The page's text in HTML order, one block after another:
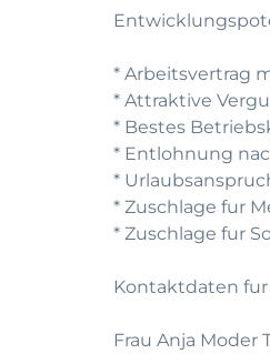
* Arbeitsvertrag
* Attraktive
* Bestes
* Entlohnung
*
* Zuschlage fur
* Zuschlage fur
Kontaktdaten
Frau Anja Moder